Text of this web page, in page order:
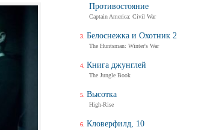
Противостояние
Captain America: Civil War
Белоснежка и Охотник 2
The Huntsman: Winter's War
Книга джунглей
The Jungle Book
Высотка
High-Rise
Кловерфилд, 10